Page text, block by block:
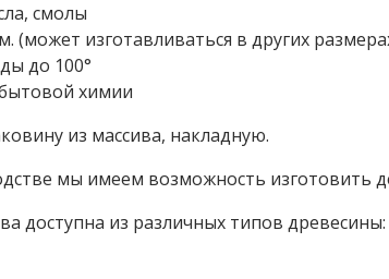
смолы
(может изготавливаться в других
до 100°
химии
из массива, накладную.
мы имеем возможность изготовить
доступна из различных типов древесины: